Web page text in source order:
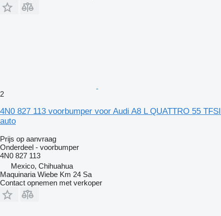
2
4N0 827 113 voorbumper voor Audi A8 L QUATTRO 55 TFSI
auto
Prijs op aanvraag
Onderdeel - voorbumper
4N0 827 113
Mexico, Chihuahua
Maquinaria Wiebe Km 24 Sa
Contact opnemen met verkoper